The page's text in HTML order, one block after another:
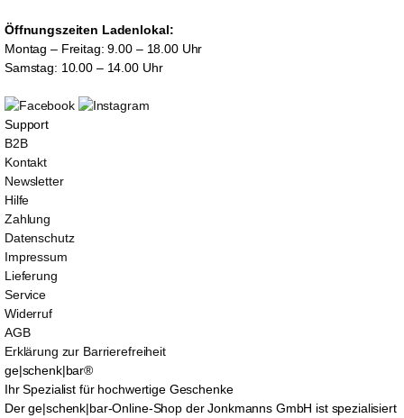
Öffnungszeiten Ladenlokal:
Montag – Freitag: 9.00 – 18.00 Uhr
Samstag: 10.00 – 14.00 Uhr
Support
B2B
Kontakt
Newsletter
Hilfe
Zahlung
Datenschutz
Impressum
Lieferung
Service
Widerruf
AGB
Erklärung zur Barrierefreiheit
ge|schenk|bar®
Ihr Spezialist für hochwertige Geschenke
Der ge|schenk|bar-Online-Shop der Jonkmanns GmbH ist spezialisiert